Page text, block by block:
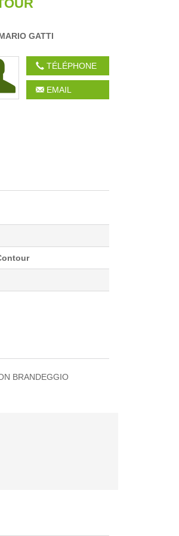
GATTI
TÉLÉPHONE
EMAIL
BRANDEGGIO
SCAVALLATORE